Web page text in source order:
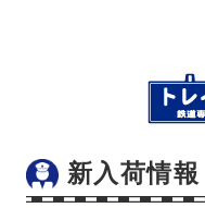
新入荷情報